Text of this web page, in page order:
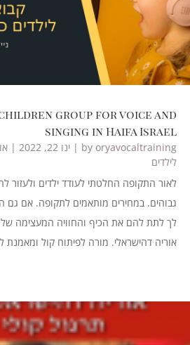
group for voice and
singing in Haifa Israel
by oryavocaltraining
| ינו 22, 2022 |
לילדים
לאור התקופה החלטתי לעודד ילדים ולעזור
גבוהים. במחירים מותאמים לתקופה. אם גם
לך לתת להם את הכיף והחוויה המעצימה
אוריה דהישראלי. מורה לפיתוח קול